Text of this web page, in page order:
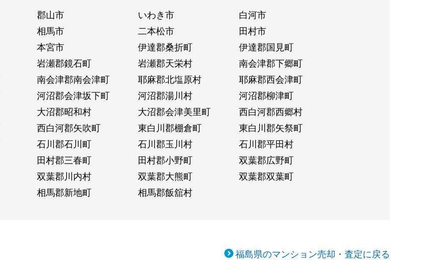
郡山市 いわき市
白河市
相馬市 二本松市
田村市
本宮市 伊達郡桑折町
伊達郡国見町
岩瀬郡鏡石町 岩瀬郡天栄村
南会津郡下郷町
南会津郡南会津町 耶麻郡北塩原村
耶麻郡西会津町
河沼郡会津坂下町 河沼郡湯川村
河沼郡柳津町
大沼郡昭和村 大沼郡会津美里町
西白河郡西郷村
西白河郡矢吹町 東白川郡棚倉町
東白川郡矢祭町
石川郡石川町 石川郡玉川村
石川郡平田村
田村郡三春町 田村郡小野町
双葉郡広野町
双葉郡川内村 双葉郡大熊町
双葉郡双葉町
相馬郡新地町 相馬郡飯舘村
福島県のマンション売却・査定に戻る